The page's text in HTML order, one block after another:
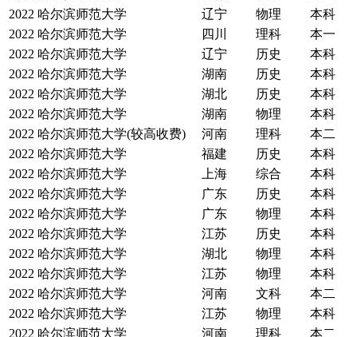
2022 哈尔滨师范大学 辽宁 物理
本科
2022 哈尔滨师范大学 四川 理科
本一
2022 哈尔滨师范大学 辽宁 历史
本科
2022 哈尔滨师范大学 湖南 历史
本科
2022 哈尔滨师范大学 湖北 历史
本科
2022 哈尔滨师范大学 湖南 物理
本科
2022 哈尔滨师范大学(较高收费) 河南 理科
本二
2022 哈尔滨师范大学 福建 历史
本科
2022 哈尔滨师范大学 上海 综合
本科
2022 哈尔滨师范大学 广东 历史
本科
2022 哈尔滨师范大学 广东 物理
本科
2022 哈尔滨师范大学 江苏 历史
本科
2022 哈尔滨师范大学 湖北 物理
本科
2022 哈尔滨师范大学 江苏 物理
本科
2022 哈尔滨师范大学 河南 文科
本二
2022 哈尔滨师范大学 江苏 物理
本科
2022 哈尔滨师范大学 河南 理科
本二